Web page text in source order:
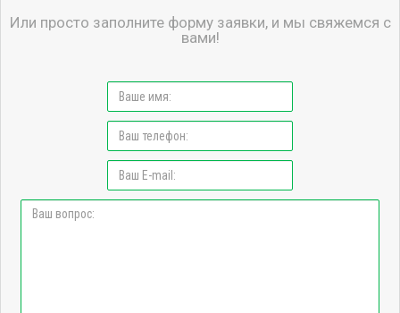
Или просто заполните форму заявки, и мы свяжемся с
вами!